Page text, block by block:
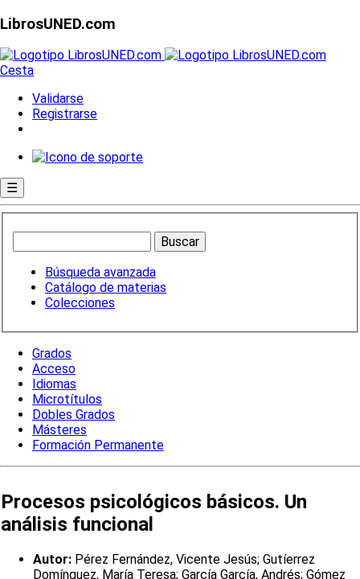
LibrosUNED.com
Cesta
Validarse
Registrarse
☰
Búsqueda avanzada
Catálogo de materias
Colecciones
Grados
Acceso
Idiomas
Microtítulos
Dobles Grados
Másteres
Formación Permanente
Procesos psicológicos básicos. Un
análisis funcional
Autor: Pérez Fernández, Vicente Jesús; Gutíerrez
Domínguez, María Teresa; García García, Andrés; Gómez